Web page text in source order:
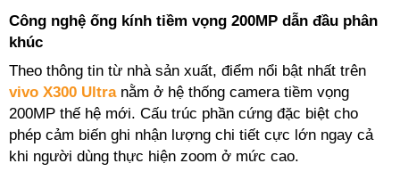
Công nghệ ống kính tiềm vọng 200MP dẫn đầu phân
khúc
Theo thông tin từ nhà sản xuất, điểm nổi bật nhất trên
vivo X300 Ultra nằm ở hệ thống camera tiềm vọng
200MP thế hệ mới. Cấu trúc phần cứng đặc biệt cho
phép cảm biến ghi nhận lượng chi tiết cực lớn ngay cả
khi người dùng thực hiện zoom ở mức cao.